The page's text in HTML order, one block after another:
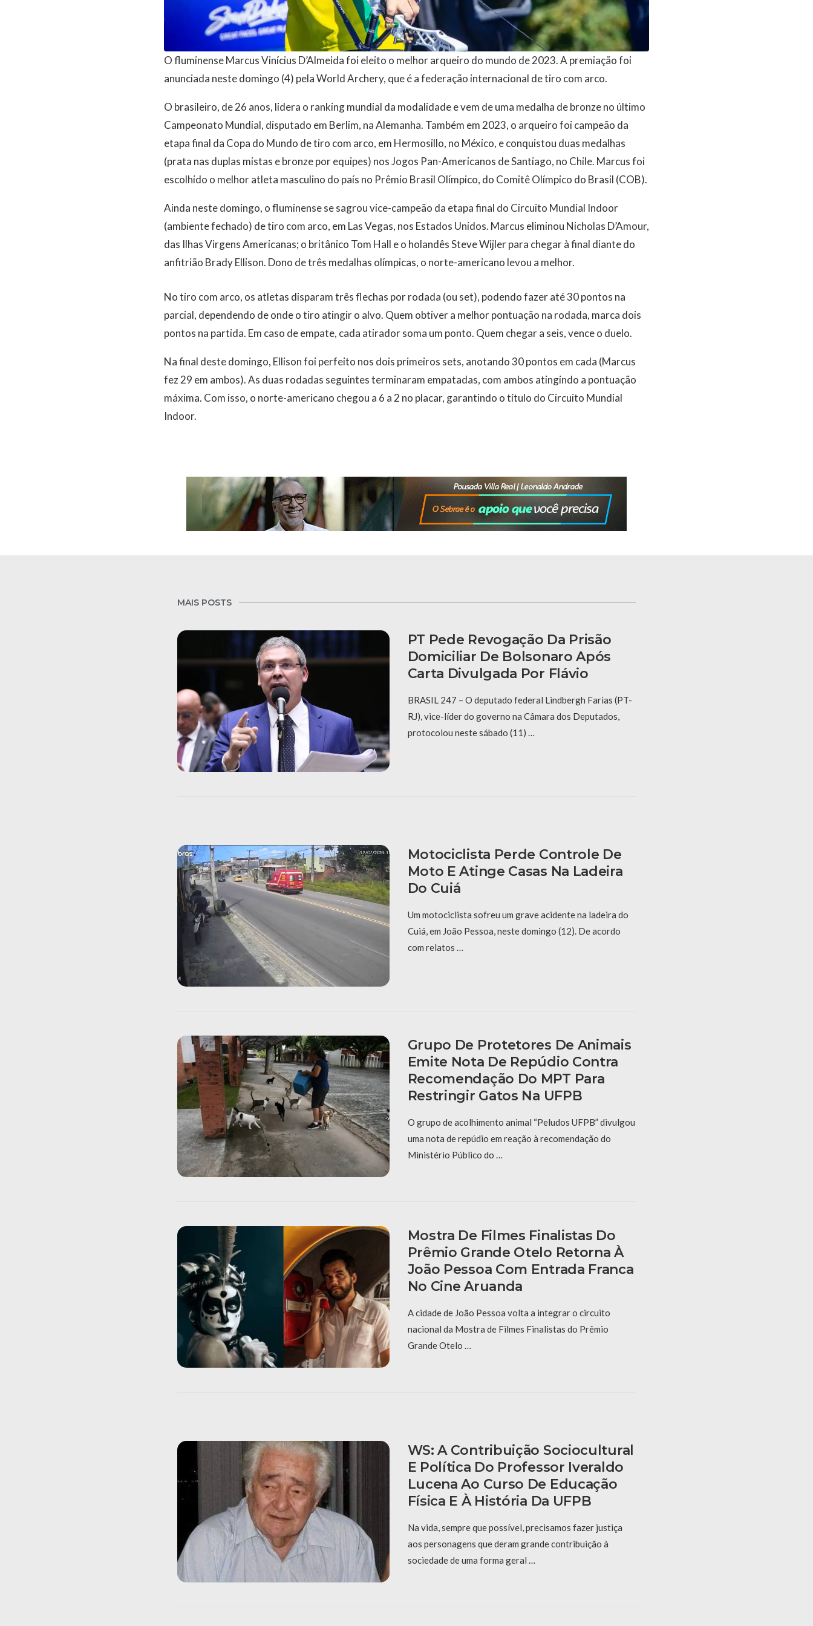
O fluminense Marcus Vinícius D’Almeida foi eleito o melhor arqueiro do mundo de 2023. A premiação foi
anunciada neste domingo (4) pela World Archery, que é a federação internacional de tiro com arco.
O brasileiro, de 26 anos, lidera o ranking mundial da modalidade e vem de uma medalha de bronze no último
Campeonato Mundial, disputado em Berlim, na Alemanha. Também em 2023, o arqueiro foi campeão da
etapa final da Copa do Mundo de tiro com arco, em Hermosillo, no México, e conquistou duas medalhas
(prata nas duplas mistas e bronze por equipes) nos Jogos Pan-Americanos de Santiago, no Chile. Marcus foi
escolhido o melhor atleta masculino do país no Prêmio Brasil Olímpico, do Comitê Olímpico do Brasil (COB).
Ainda neste domingo, o fluminense se sagrou vice-campeão da etapa final do Circuito Mundial Indoor
(ambiente fechado) de tiro com arco, em Las Vegas, nos Estados Unidos. Marcus eliminou Nicholas D’Amour,
das Ilhas Virgens Americanas; o britânico Tom Hall e o holandês Steve Wijler para chegar à final diante do
anfitrião Brady Ellison. Dono de três medalhas olímpicas, o norte-americano levou a melhor.
No tiro com arco, os atletas disparam três flechas por rodada (ou set), podendo fazer até 30 pontos na
parcial, dependendo de onde o tiro atingir o alvo. Quem obtiver a melhor pontuação na rodada, marca dois
pontos na partida. Em caso de empate, cada atirador soma um ponto. Quem chegar a seis, vence o duelo.
Na final deste domingo, Ellison foi perfeito nos dois primeiros sets, anotando 30 pontos em cada (Marcus
fez 29 em ambos). As duas rodadas seguintes terminaram empatadas, com ambos atingindo a pontuação
máxima. Com isso, o norte-americano chegou a 6 a 2 no placar, garantindo o título do Circuito Mundial
Indoor.
MAIS POSTS
PT Pede Revogação Da Prisão
Domiciliar De Bolsonaro Após
Carta Divulgada Por Flávio
BRASIL 247 – O deputado federal Lindbergh Farias (PT-
RJ), vice-líder do governo na Câmara dos Deputados,
protocolou neste sábado (11) …
Motociclista Perde Controle De
Moto E Atinge Casas Na Ladeira
Do Cuiá
Um motociclista sofreu um grave acidente na ladeira do
Cuiá, em João Pessoa, neste domingo (12). De acordo
com relatos …
Grupo De Protetores De Animais
Emite Nota De Repúdio Contra
Recomendação Do MPT Para
Restringir Gatos Na UFPB
O grupo de acolhimento animal “Peludos UFPB” divulgou
uma nota de repúdio em reação à recomendação do
Ministério Público do …
Mostra De Filmes Finalistas Do
Prêmio Grande Otelo Retorna À
João Pessoa Com Entrada Franca
No Cine Aruanda
A cidade de João Pessoa volta a integrar o circuito
nacional da Mostra de Filmes Finalistas do Prêmio
Grande Otelo …
WS: A Contribuição Sociocultural
E Política Do Professor Iveraldo
Lucena Ao Curso De Educação
Física E À História Da UFPB
Na vida, sempre que possível, precisamos fazer justiça
aos personagens que deram grande contribuição à
sociedade de uma forma geral …